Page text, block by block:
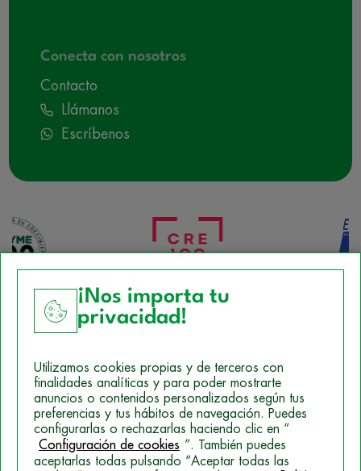
Conecta con nosotros
Contacto
Llámanos
Escríbenos
Política de Cookies
Mapa del sitio
Politica de Privacidad
¡Nos importa tu
privacidad!
Utilizamos cookies propias y de terceros con
finalidades analíticas y para poder mostrarte
anuncios o contenidos personalizados según tus
preferencias y tus hábitos de navegación. Puedes
configurarlas o rechazarlas haciendo clic en “
Configuración de cookies ”. También puedes
aceptarlas todas pulsando “Aceptar todas las